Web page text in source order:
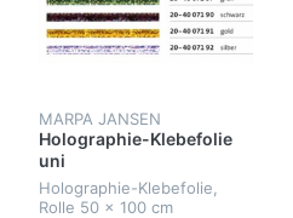
MARPA JANSEN
Holographie-Klebefolie
uni
Holographie-Klebefolie,
Rolle 50 x 100 cm